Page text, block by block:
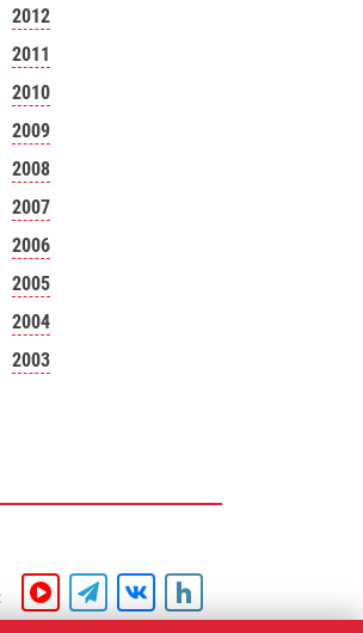
2012
2011
2010
2009
2008
2007
2006
2005
2004
2003